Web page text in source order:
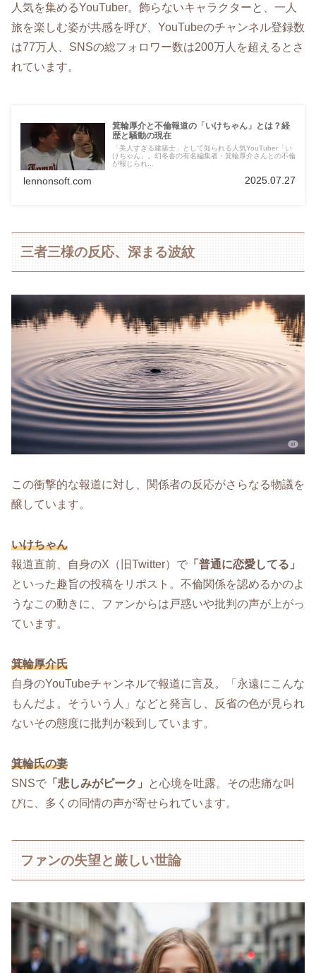
人気を集めるYouTuber。飾らないキャラクターと、一人
旅を楽しむ姿が共感を呼び、YouTubeのチャンネル登録数
は77万人、SNSの総フォロワー数は200万人を超えるとさ
れています。
箕輪厚介と不倫報道の「いけちゃん」とは？経
歴と騒動の現在
「美人すぎる建築士」として知られる人気YouTuber「い
けちゃん」。幻冬舎の有名編集者・箕輪厚介さんとの不倫
が報じられ...
lennonsoft.com 2025.07.27
三者三様の反応、深まる波紋
この衝撃的な報道に対し、関係者の反応がさらなる物議を
醸しています。
いけちゃん
報道直前、自身のX（旧Twitter）で 「普通に恋愛してる」
といった趣旨の投稿をリポスト。不倫関係を認めるかのよ
うなこの動きに、ファンからは戸惑いや批判の声が上がっ
ています。
箕輪厚介氏
自身のYouTubeチャンネルで報道に言及。「永遠にこんな
もんだよ。そういう人」などと発言し、反省の色が見られ
ないその態度に批判が殺到しています。
箕輪氏の妻
SNSで 「悲しみがピーク」
と心境を吐露。その悲痛な叫
びに、多くの同情の声が寄せられています。
ファンの失望と厳しい世論